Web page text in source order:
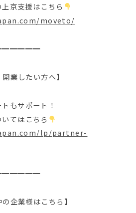
京支援はこちら
moveto/
業したい方へ】
もサポート！
てはこちら
lp/partner-
企業様はこちら】